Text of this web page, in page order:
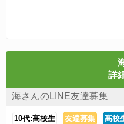
詳
海さんのLINE友達募集
10代:高校生 友達募集 高校